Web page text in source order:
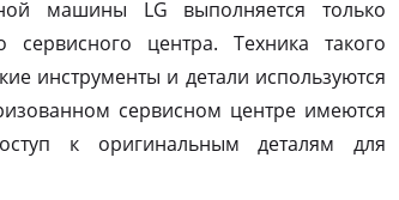
машины LG выполняется только
сервисного центра. Техника такого
инструменты и детали используются
сервисном центре имеются
к оригинальным деталям для